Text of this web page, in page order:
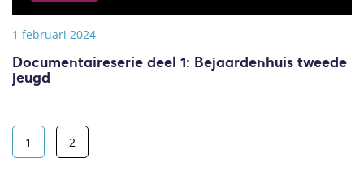
1 februari 2024
Documentaireserie deel 1: Bejaardenhuis tweede
jeugd
1 2